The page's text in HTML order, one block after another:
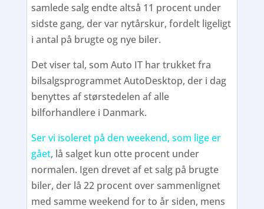
samlede salg endte altså 11 procent under
sidste gang, der var nytårskur, fordelt ligeligt
i antal på brugte og nye biler.
Det viser tal, som Auto IT har trukket fra
bilsalgsprogrammet AutoDesktop, der i dag
benyttes af størstedelen af alle
bilforhandlere i Danmark.
Ser vi isoleret på den weekend, som lige er
gået, lå salget kun otte procent under
normalen. Igen drevet af et salg på brugte
biler, der lå 22 procent over sammenlignet
med samme weekend for to år siden, mens